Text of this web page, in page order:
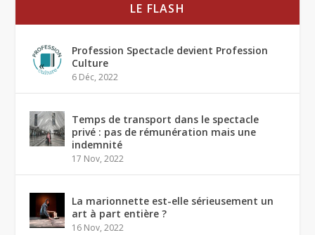
LE FLASH
Profession Spectacle devient Profession
Culture
6 Déc, 2022
Temps de transport dans le spectacle
privé : pas de rémunération mais une
indemnité
17 Nov, 2022
La marionnette est-elle sérieusement un
art à part entière ?
16 Nov, 2022